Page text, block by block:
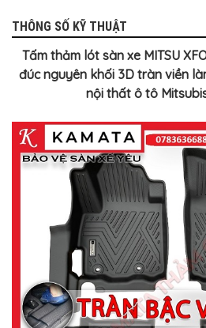
THÔNG SỐ KỸ THUẬT
Tấm thảm lót sàn xe MITSU
đúc nguyên khối 3D tràn viền
nội thất ô tô